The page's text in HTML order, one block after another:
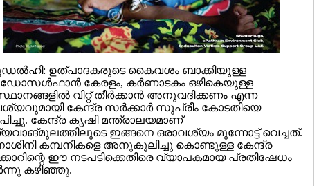
ഉത്പാദകരുടെ കൈവശം ബാക്കിയുള്ള
കേരളം, കര്‍ണാടകം ഒഴികെയുള്ള
വിറ്റ്‌ തീര്‍ക്കാന്‍ അനുവദിക്കണം എന്ന
കേന്ദ്ര സര്‍ക്കാര്‍ സുപ്രീം കോടതിയെ
കേന്ദ്ര കൃഷി മന്ത്രാലയമാണ്
ഇങ്ങനെ ഒരാവശ്യം മുന്നോട്ട് വെച്ചത്.
കമ്പനികളെ അനുകൂലിച്ചു കൊണ്ടുള്ള കേന്ദ്ര
ഈ നടപടിക്കെതിരെ വ്യാപകമായ പ്രതിഷേധം
കഴിഞ്ഞു.